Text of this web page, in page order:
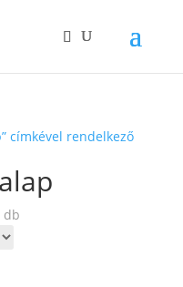
címkével rendelkező
db